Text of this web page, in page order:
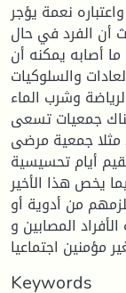
نعمة يؤجر
أن الفرد في حال
أصابه يمكنه أن
والسلوكيات
وشرب الماء .
جمعيات تسعى
مثلا جمعية مرضى
أيام تحسيسية
يخص هذا الأخير .
من أدوية أو
المصابين و
Keywords